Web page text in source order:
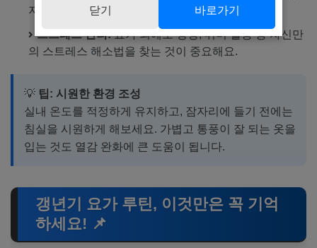
지하고 피로를 해소하는 데 필수적이에요.
스트레스 관리:요가 외에도 명상, 취미 활동 등 자신만
의 스트레스 해소법을 찾는 것이 중요해요.
💡 팁: 시원한 환경 조성
실내 온도를 적정하게 유지하고, 잠자리에 들기 전에는
침실을 시원하게 해보세요. 가볍고 통풍이 잘 되는 옷을
입는 것도 열감 완화에 큰 도움이 됩니다.
갱년기 요가 루틴, 이것만은 꼭 기억
하세요! 📌
닫기 바로가기